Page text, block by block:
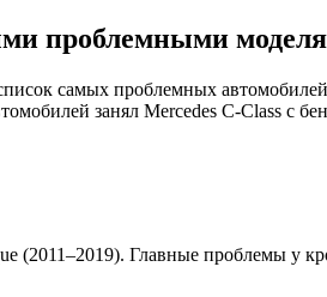
проблемными
самых проблемных
занял Mercedes C-Class с
Главные проблемы у